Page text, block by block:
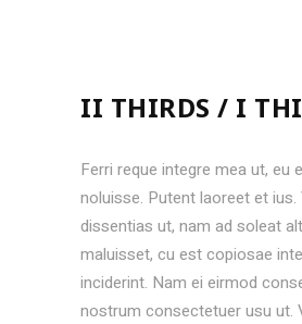
II THIRDS / I
Ferri reque integre mea ut, eu
noluisse. Putent laoreet et ius.
dissentias ut, nam ad soleat
maluisset, cu est copiosae
inciderint. Nam ei eirmod
nostrum consectetuer usu ut.